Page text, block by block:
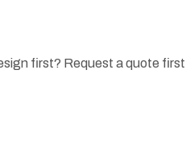
first? Request a quote